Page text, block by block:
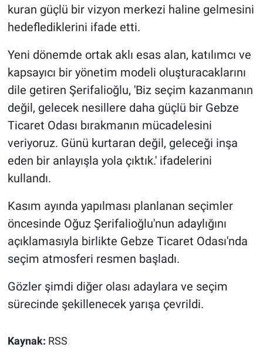
kuran güçlü bir vizyon merkezi haline gelmesini
hedeflediklerini ifade etti.
Yeni dönemde ortak aklı esas alan, katılımcı ve
kapsayıcı bir yönetim modeli oluşturacaklarını
dile getiren Şerifalioğlu, 'Biz seçim kazanmanın
değil, gelecek nesillere daha güçlü bir Gebze
Ticaret Odası bırakmanın mücadelesini
veriyoruz. Günü kurtaran değil, geleceği inşa
eden bir anlayışla yola çıktık.' ifadelerini
kullandı.
Kasım ayında yapılması planlanan seçimler
öncesinde Oğuz Şerifalioğlu'nun adaylığını
açıklamasıyla birlikte Gebze Ticaret Odası'nda
seçim atmosferi resmen başladı.
Gözler şimdi diğer olası adaylara ve seçim
sürecinde şekillenecek yarışa çevrildi.
Kaynak: RSS